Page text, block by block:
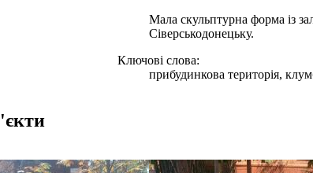
Мала скульптурна форма із
Сіверськодонецьку.
Ключові слова:
прибудинкова територія,